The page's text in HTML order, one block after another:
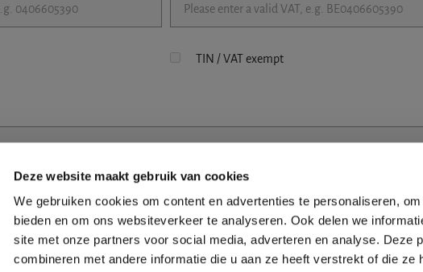
Deze website maakt gebruik van cookies
We gebruiken cookies om content en advertenties te personaliseren,
bieden en om ons websiteverkeer te analyseren. Ook delen we
site met onze partners voor social media, adverteren en analyse. Deze
combineren met andere informatie die u aan ze heeft verstrekt of die ze
TIN / VAT exempt